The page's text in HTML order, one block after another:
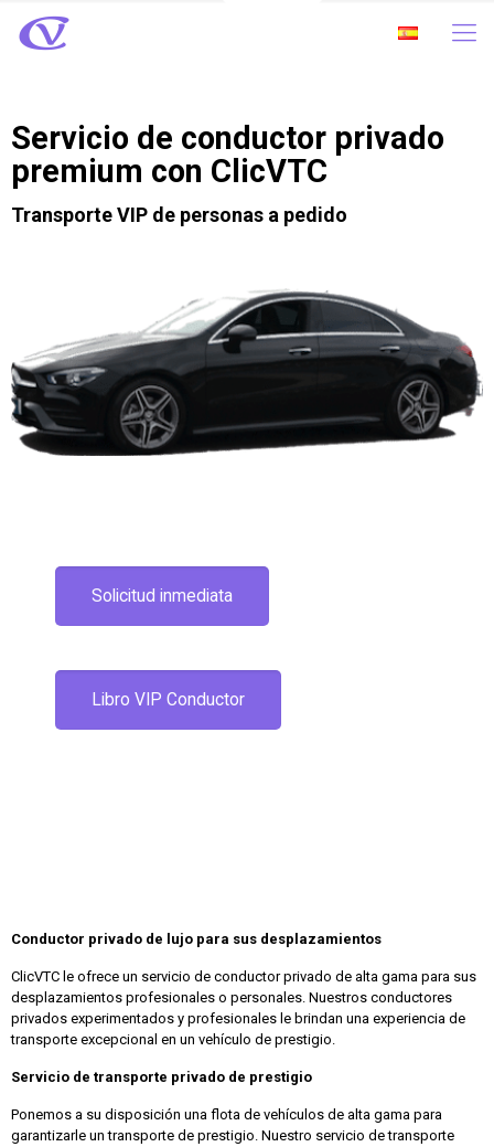
Servicio de conductor privado
premium con ClicVTC
Transporte VIP de personas a pedido
Solicitud inmediata
Libro VIP Conductor
Conductor privado de lujo para sus desplazamientos
ClicVTC le ofrece un servicio de conductor privado de alta gama para sus
desplazamientos profesionales o personales. Nuestros conductores
privados experimentados y profesionales le brindan una experiencia de
transporte excepcional en un vehículo de prestigio.
Servicio de transporte privado de prestigio
Ponemos a su disposición una flota de vehículos de alta gama para
garantizarle un transporte de prestigio. Nuestro servicio de transporte